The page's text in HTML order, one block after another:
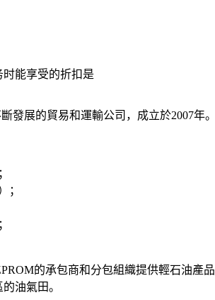
能享受的折扣是
發展的貿易和運輸公司，成立於2007年
；
的承包商和分包組織提供輕石油
油氣田。